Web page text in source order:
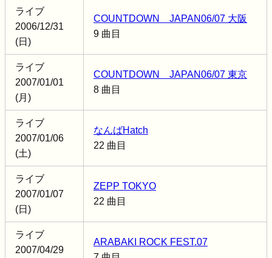
ライブ
2006/12/31
(日)
COUNTDOWN JAPAN06/07 大阪
9 曲目
ライブ
2007/01/01
(月)
COUNTDOWN JAPAN06/07 東京
8 曲目
ライブ
2007/01/06
(土)
なんばHatch
22 曲目
ライブ
2007/01/07
(日)
ZEPP TOKYO
22 曲目
ライブ
2007/04/29
ARABAKI ROCK FEST.07